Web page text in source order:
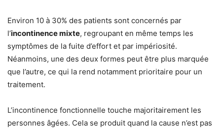
Environ 10 à 30% des patients sont concernés par
l’incontinence mixte, regroupant en même temps les
symptômes de la fuite d’effort et par impériosité.
Néanmoins, une des deux formes peut être plus marquée
que l’autre, ce qui la rend notamment prioritaire pour un
traitement.
L’incontinence fonctionnelle touche majoritairement les
personnes âgées. Cela se produit quand la cause n’est pas